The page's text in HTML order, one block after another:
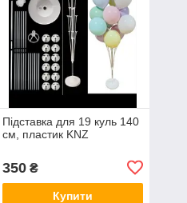
Підставка для 19 куль 140
см, пластик KNZ
350₴
Купити